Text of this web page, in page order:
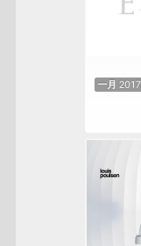
一月 2017